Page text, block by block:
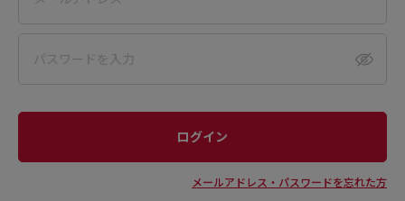
メールアドレス・パスワードを忘れた方